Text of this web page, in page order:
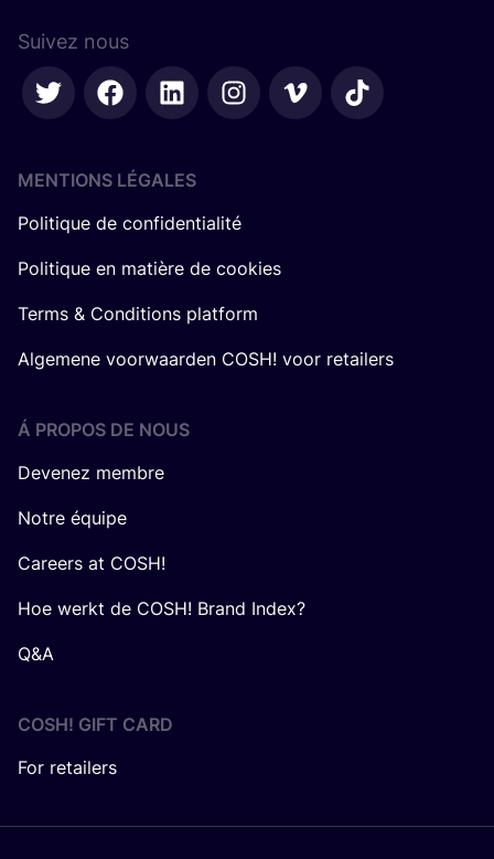
Suivez nous
MENTIONS LÉGALES
Politique de confidentialité
Politique en matière de cookies
Terms & Conditions platform
Algemene voorwaarden COSH! voor retailers
Á PROPOS DE NOUS
Devenez membre
Notre équipe
Careers at COSH!
Hoe werkt de COSH! Brand Index?
Q&A
COSH! GIFT CARD
For retailers